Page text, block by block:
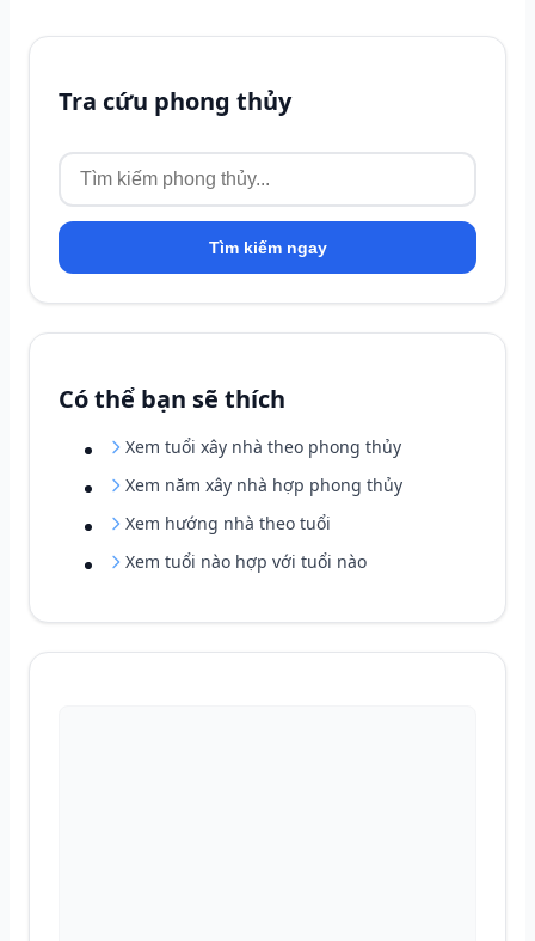
Tra cứu phong thủy
Tìm kiếm ngay
Có thể bạn sẽ thích
Xem tuổi xây nhà theo phong thủy
Xem năm xây nhà hợp phong thủy
Xem hướng nhà theo tuổi
Xem tuổi nào hợp với tuổi nào